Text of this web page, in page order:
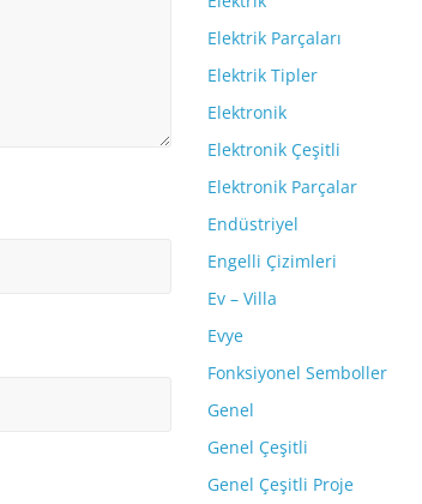
Elektrik Parçaları
Elektrik Tipler
Elektronik
Elektronik Çeşitli
Elektronik Parçalar
Endüstriyel
Engelli Çizimleri
Ev – Villa
Evye
Fonksiyonel Semboller
Genel
Genel Çeşitli
Genel Çeşitli Proje